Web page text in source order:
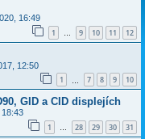
16:49
1 … 9 10 11 12
12:50
1 7 8 9 10
GID a CID displejích
1 … 28 29 30 31